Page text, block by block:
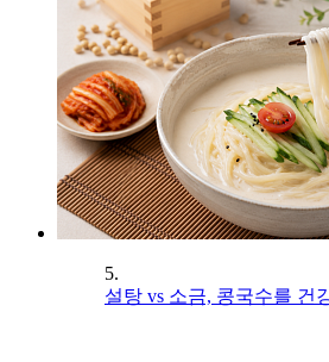
5.
설탕 vs 소금, 콩국수를 건